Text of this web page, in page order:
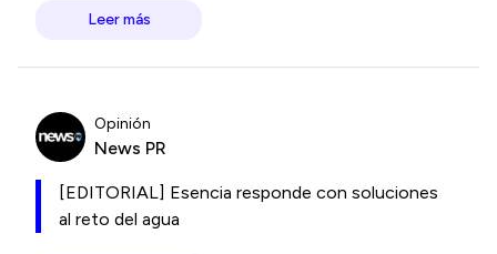
Leer más
Opinión
News PR
[EDITORIAL] Esencia responde con soluciones
al reto del agua